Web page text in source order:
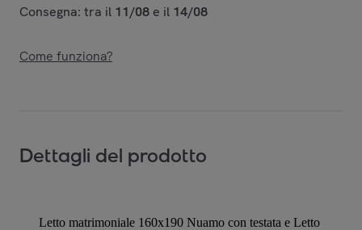
Consegna: tra il 11/08 e il 14/08
Come funziona?
Dettagli del prodotto
Letto matrimoniale 160x190 Nuamo con testata e Letto